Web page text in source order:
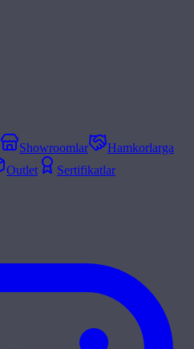
Showroomlar
Hamkorlarga
Outlet
Sertifikatlar